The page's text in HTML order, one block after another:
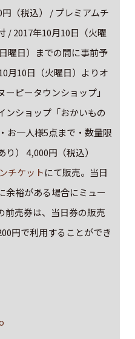
（税込） / プレミアムチ
/ 2017年10月10日（火曜
曜日）までの間に事前予
月10日（火曜日）よりオ
ピータウンショップ」
ンショップ「おかいもの
お一人様5点まで・数量限
） 4,000円（税込）
チケットにて販売。当日
余裕がある場合にミュー
売券は、当日券の販売
円で利用することができ